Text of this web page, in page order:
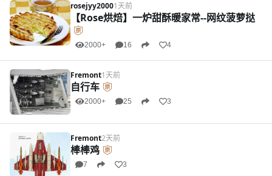
rosejyy20001天前
【Rose烘焙】一炉甜酥暖家常--网纹菠萝挞
2000+ 16 4
Fremont1天前
自行车
2000+ 25 3
Fremont2天前
棒棒鸡
7 3